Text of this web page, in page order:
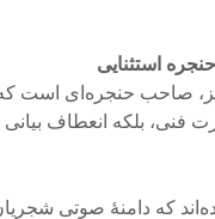
استثنایی
صاحب حنجره‌ای است که
فنی، بلکه انعطاف
که دامنهٔ صوتی شجریان